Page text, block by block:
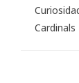
Cardinals